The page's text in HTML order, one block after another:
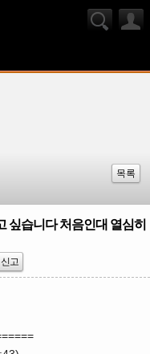
목록
싶습니다 처음인대 열심히
고